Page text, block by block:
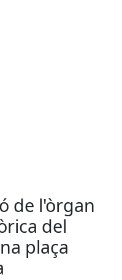
de l'òrgan
del
plaça